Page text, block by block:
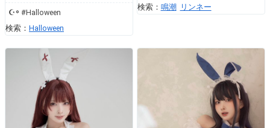
☪︎꙳ #Halloween
検索： Halloween
検索： 鳴潮 リンネー